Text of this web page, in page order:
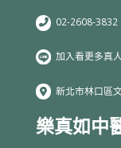
02-2608-3832
加入看更多真
新北市林口區
樂真如中